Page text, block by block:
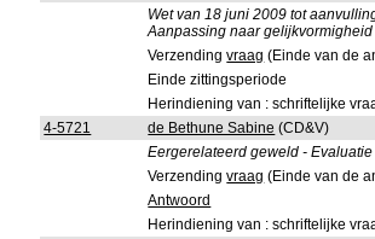
Wet van 18 juni 2009 tot
Aanpassing naar gelijkvormigheid
Verzendingvraag (Einde van de
Einde zittingsperiode
Herindiening van : schriftelijke
4-5721
de Bethune Sabine (CD&V)
Eergerelateerd geweld -
Verzendingvraag (Einde van de
Antwoord
Herindiening van : schriftelijke